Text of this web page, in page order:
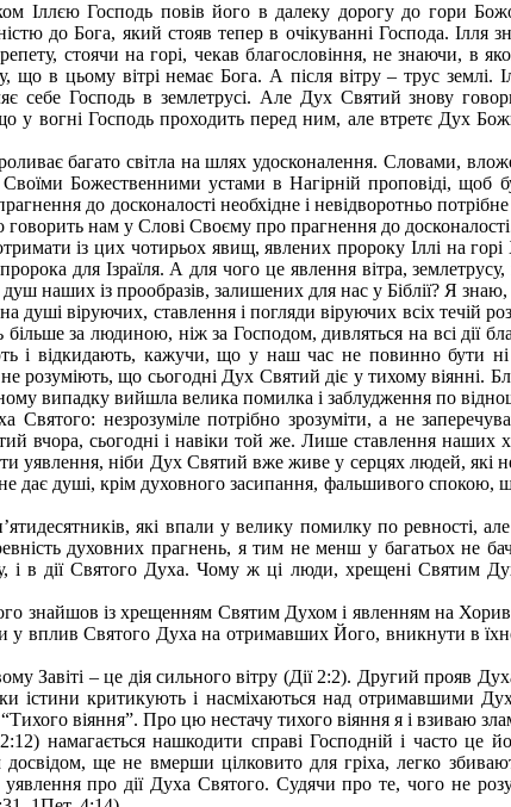
Іллєю Господь повів його в далеку дорогу до гори
до Бога, який стояв тепер в очікуванні Господа.
стоячи на горі, чекав благословіння, не знаючи, в
в цьому вітрі немає Бога. А після вітру – трус
себе Господь в землетрусі. Але Дух Святий знову
у вогні Господь проходить перед ним, але втретє Дух
багато світла на шлях удосконалення. Словами,
Божественними устами в Нагірній проповіді,
до досконалості необхідне і невідворотньо
нам у Слові Своєму про прагнення до
із цих чотирьох явищ, явлених пророку Іллі на горі
для Ізраїля. А для чого це явлення вітра,
наших із прообразів, залишених для нас у Біблії? Я
душі віруючих, ставлення і погляди віруючих всіх течій
за людиною, ніж за Господом, дивляться на всі дії
і відкидають, кажучи, що у наш час не повинно бути
розуміють, що сьогодні Дух Святий діє у тихому віянні.
випадку вийшла велика помилка і заблудження по
Святого: незрозуміле потрібно зрозуміти, а не
вчора, сьогодні і навіки той же. Лише ставлення
уявлення, ніби Дух Святий вже живе у серцях людей, які
не дає душі, крім духовного засипання, фальшивого
які впали у велику помилку по
духовних прагнень, я тим не менш у багатьох
і в дії Святого Духа. Чому ж ці люди, хрещені Святим
знайшов із хрещенням Святим Духом і явленням на
у вплив Святого Духа на отримавших Його, вникнути в
Завіті – це дія сильного вітру (Дії 2:2). Другий прояв
істини критикують і насміхаються над отримавшими
віяння”. Про цю нестачу тихого віяння я і взиваю
намагається нашкодити справі Господній і часто це
ще не вмерши цілковито для гріха, легко
уявлення про дії Духа Святого. Судячи про те, чого не